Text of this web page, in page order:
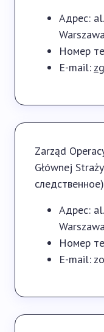
Адрес:
Номер
E-mail:
Zarząd
Głównej
Адрес:
Номер
E-mail: